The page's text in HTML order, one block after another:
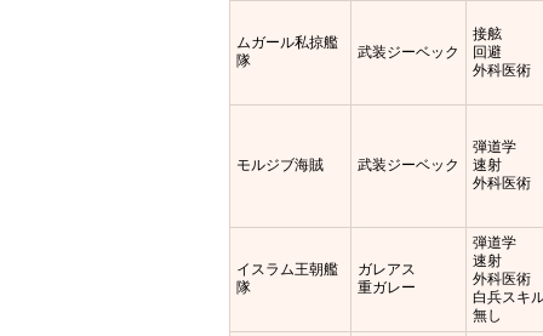
ムガール私掠艦
隊
武装ジーベック
接舷
回避
外科医術
モルジブ海賊 武装ジーベック
弾道学
速射
外科医術
イスラム王朝艦
隊
ガレアス
重ガレー
弾道学
速射
外科医術
白兵スキ
無し